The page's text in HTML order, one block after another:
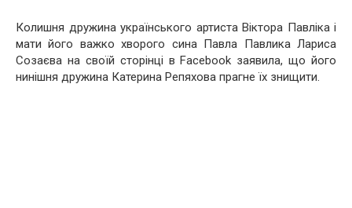
Колишня дружина українського артиста Віктора Павліка і
мати його важко хворого сина Павла Павлика Лариса
Созаєва на своїй сторінці в Facebook заявила, що його
нинішня дружина Катерина Репяхова прагне їх знищити.